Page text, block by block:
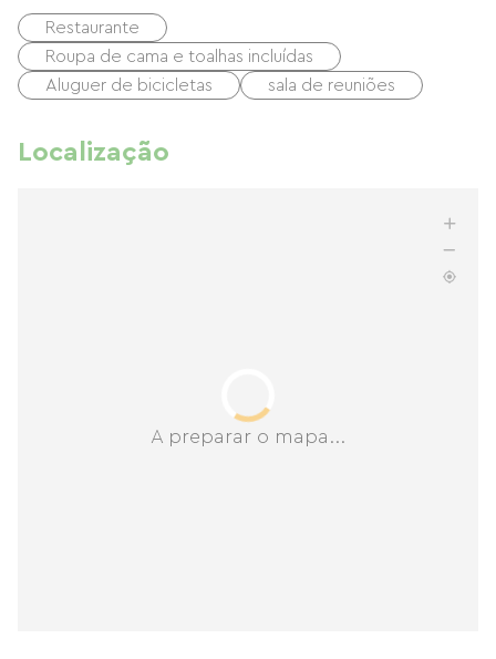
Restaurante
Roupa de cama e toalhas incluídas
Aluguer de bicicletas
sala de reuniões
Localização
A preparar o mapa...